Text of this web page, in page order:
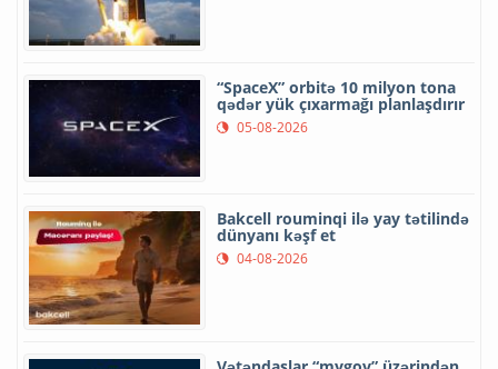
“SpaceX” orbitə 10 milyon tona
qədər yük çıxarmağı planlaşdırır
05-08-2026
Bakcell rouminqi ilə yay tətilində
dünyanı kəşf et
04-08-2026